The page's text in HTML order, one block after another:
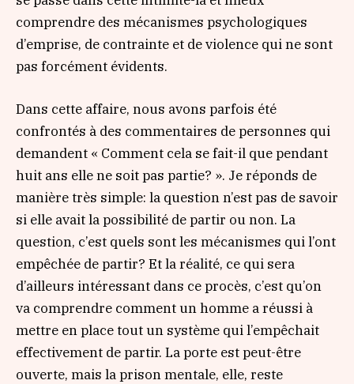
comprendre des mécanismes psychologiques
d’emprise, de contrainte et de violence qui ne sont
pas forcément évidents.
Dans cette affaire, nous avons parfois été
confrontés à des commentaires de personnes qui
demandent « Comment cela se fait-il que pendant
huit ans elle ne soit pas partie? ». Je réponds de
manière très simple: la question n’est pas de savoir
si elle avait la possibilité de partir ou non. La
question, c’est quels sont les mécanismes qui l’ont
empêchée de partir? Et la réalité, ce qui sera
d’ailleurs intéressant dans ce procès, c’est qu’on
va comprendre comment un homme a réussi à
mettre en place tout un système qui l’empêchait
effectivement de partir. La porte est peut-être
ouverte, mais la prison mentale, elle, reste